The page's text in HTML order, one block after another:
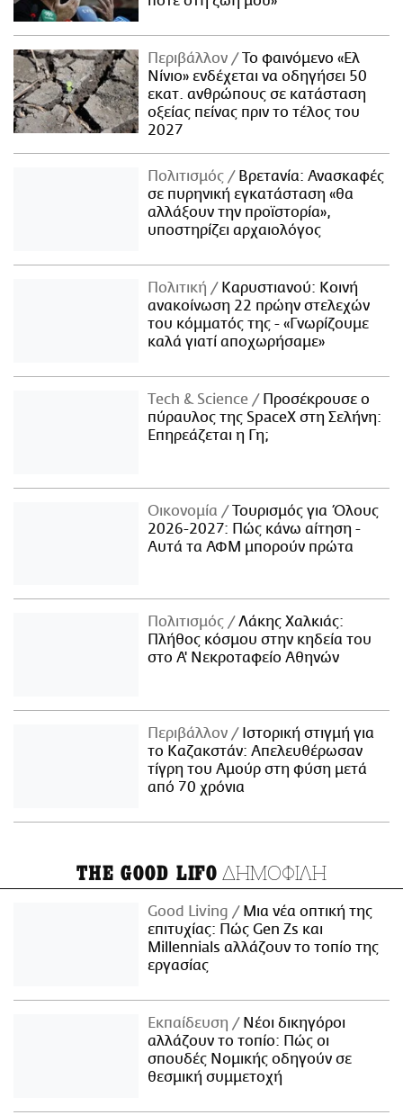
Περιβάλλον
Το φαινόμενο «Ελ
Νίνιο» ενδέχεται να οδηγήσει 50
εκατ. ανθρώπους σε κατάσταση
οξείας πείνας πριν το τέλος του
2027
Πολιτισμός
Βρετανία: Ανασκαφές
σε πυρηνική εγκατάσταση «θα
αλλάξουν την προϊστορία»,
υποστηρίζει αρχαιολόγος
Πολιτική
Καρυστιανού: Κοινή
ανακοίνωση 22 πρώην στελεχών
του κόμματός της - «Γνωρίζουμε
καλά γιατί αποχωρήσαμε»
Τech & Science
Προσέκρουσε ο
πύραυλος της SpaceX στη Σελήνη:
Επηρεάζεται η Γη;
Οικονομία
Τουρισμός για Όλους
2026-2027: Πώς κάνω αίτηση -
Αυτά τα ΑΦΜ μπορούν πρώτα
Πολιτισμός
Λάκης Χαλκιάς:
Πλήθος κόσμου στην κηδεία του
στο Α' Νεκροταφείο Αθηνών
Περιβάλλον
Ιστορική στιγμή για
το Καζακστάν: Απελευθέρωσαν
τίγρη του Αμούρ στη φύση μετά
από 70 χρόνια
THE GOOD LIFO ΔΗΜΟΦΙΛΗ
Good Living
Μια νέα οπτική της
επιτυχίας: Πώς Gen Zs και
Millennials αλλάζουν το τοπίο της
εργασίας
Εκπαίδευση
Νέοι δικηγόροι
αλλάζουν το τοπίο: Πώς οι
σπουδές Νομικής οδηγούν σε
θεσμική συμμετοχή